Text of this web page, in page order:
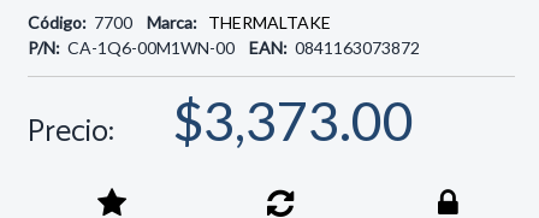
Código: 7700 Marca: THERMALTAKE
P/N: CA-1Q6-00M1WN-00 EAN: 0841163073872
Precio: $3,373.00